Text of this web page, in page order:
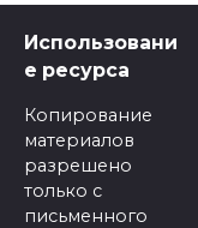
Использовани
е ресурса
Копирование
материалов
разрешено
только с
письменного